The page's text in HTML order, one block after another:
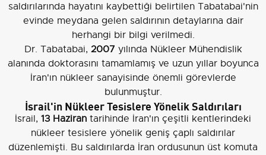
saldırılarında hayatını kaybettiği belirtilen Tabatabai'nin
evinde meydana gelen saldırının detaylarına dair
herhangi bir bilgi verilmedi.
Dr. Tabatabai, 2007 yılında Nükleer Mühendislik
alanında doktorasını tamamlamış ve uzun yıllar boyunca
İran'ın nükleer sanayisinde önemli görevlerde
bulunmuştur.
İsrail'in Nükleer Tesislere Yönelik Saldırıları
İsrail, 13 Haziran tarihinde İran'ın çeşitli kentlerindeki
nükleer tesislere yönelik geniş çaplı saldırılar
düzenlemişti. Bu saldırılarda İran ordusunun üst komuta